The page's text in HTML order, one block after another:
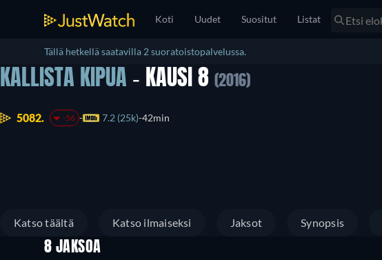
Koti Uudet Suositut Listat
Tällä hetkellä saatavilla 2 suoratoistopalvelussa.
KALLISTA KIPUA - KAUSI 8 (2016)
5082. -56 7.2 (25k) 42min
Katso täältä Katso ilmaiseksi Jaksot Synopsis
8 JAKSOA